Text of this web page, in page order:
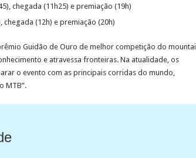
chegada (11h25) e premiação (19h)
chegada (12h) e premiação (20h)
Guidão de Ouro de melhor competição do
e atravessa fronteiras. Na atualidade, os
o evento com as principais corridas do mundo,
MTB”.